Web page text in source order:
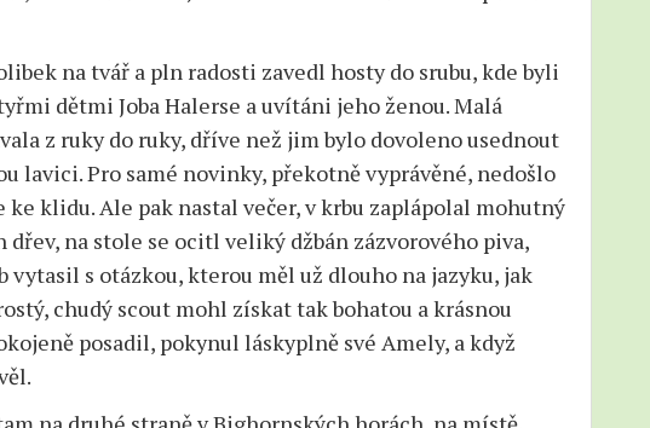
Povídky
Pro
mládež
Pro
V
na tvář a pln radosti zavedl hosty do srubu, kde byli
dětmi Joba Halerse a uvítáni jeho ženou. Malá
z ruky do ruky, dříve než jim bylo dovoleno usednout
lavici. Pro samé novinky, překotně vyprávěné, nedošlo
ke klidu. Ale pak nastal večer, v krbu zaplápolal mohutný
dřev, na stole se ocitl veliký džbán zázvorového piva,
vytasil s otázkou, kterou měl už dlouho na jazyku, jak
chudý scout mohl získat tak bohatou a krásnou
posadil, pokynul láskyplně své Amely, a když